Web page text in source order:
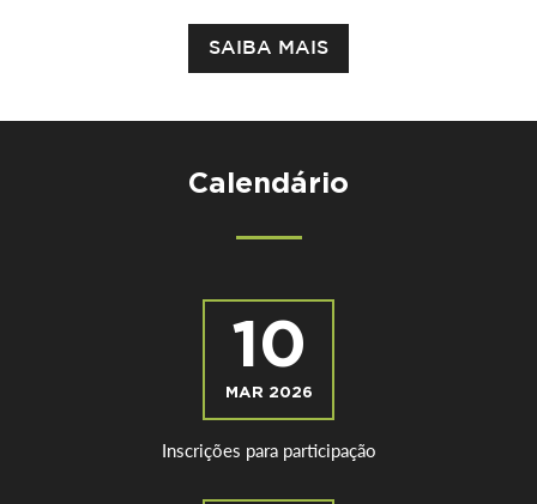
SAIBA MAIS
Calendário
10
MAR 2026
Inscrições para participação